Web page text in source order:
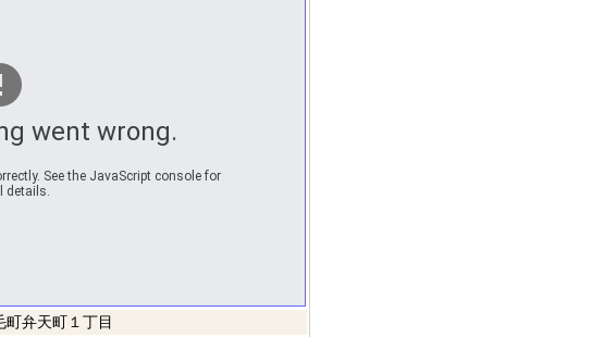
went wrong.
See the JavaScript console for
details.
弁天町１丁目